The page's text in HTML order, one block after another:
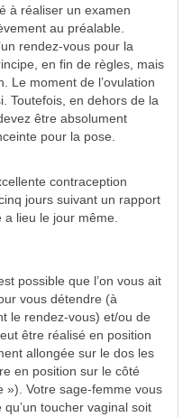
à réaliser un examen
au préalable.
rendez-vous pour la
en fin de règles, mais
Le moment de l’ovulation
Toutefois, en dehors de la
être absolument
pour la pose.
contraception
jours suivant un rapport
lieu le jour même.
possible que l’on vous ait
vous détendre (à
le rendez-vous) et/ou de
être réalisé en position
allongée sur le dos les
en position sur le côté
»). Votre sage-femme vous
qu’un toucher vaginal soit